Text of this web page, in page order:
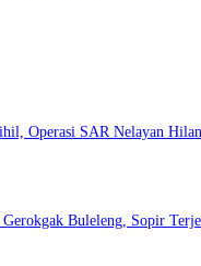
Operasi SAR Nelayan
Buleleng, Sopir